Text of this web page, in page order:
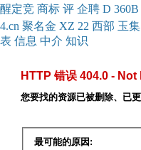
醒定竞 商标 评 企聘 D 360B
4.cn 聚名金 XZ 22 西部 玉集
表 信息 中介 知识